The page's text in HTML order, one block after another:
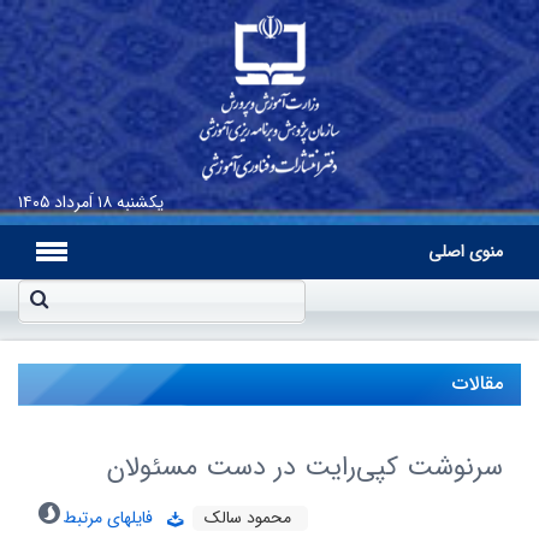
یکشنبه۱۸ اَمرداد ۱۴۰۵
منوی اصلی
مقالات
سرنوشت کپی‌‏رایت در دست مسئولان
محمود سالک
فایلهای مرتبط